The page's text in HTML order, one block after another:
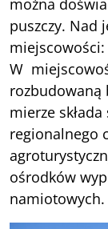
puszczy. Nad
miejscowości:
W
rozbudowaną
mierze
regionalnego
ośrodków
namiotowych.